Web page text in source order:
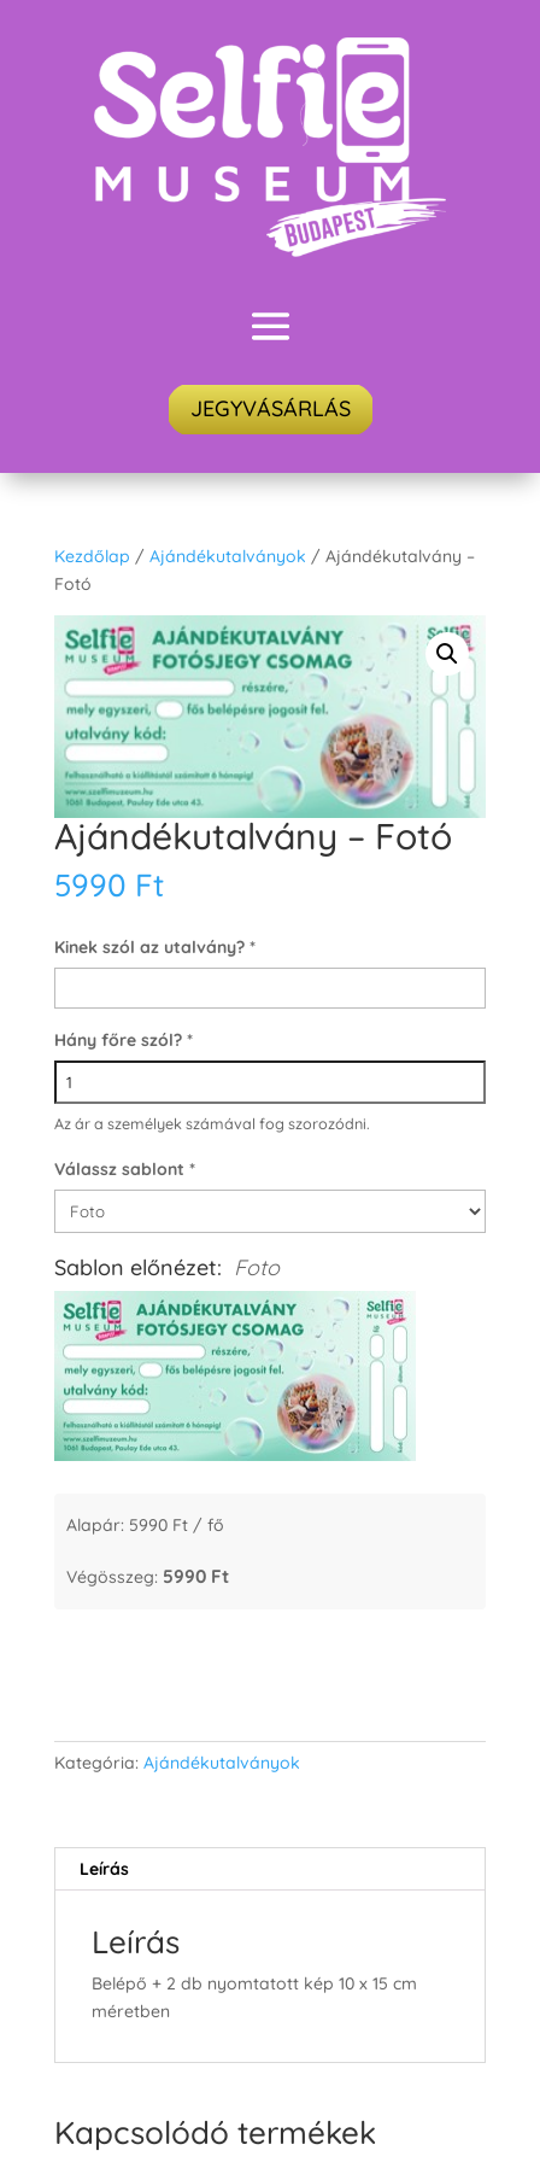
JEGYVÁSÁRLÁS
Kezdőlap / Ajándékutalványok / Ajándékutalvány –
Fotó
Ajándékutalvány – Fotó
5990 Ft
Kinek szól az utalvány? *
Hány főre szól? *
Az ár a személyek számával fog szorozódni.
Válassz sablont *
Sablon előnézet: Foto
Alapár: 5990 Ft/ fő
Végösszeg: 5990 Ft
Kategória: Ajándékutalványok
Leírás
Leírás
Belépő + 2 db nyomtatott kép 10 x 15 cm
méretben
Kapcsolódó termékek